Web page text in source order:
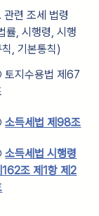
관련 조세 법령
률, 시행령, 시행
칙, 기본통칙)
지수용법 제67
소득세법 제98조
소득세법 시행령
162조 제1항 제2